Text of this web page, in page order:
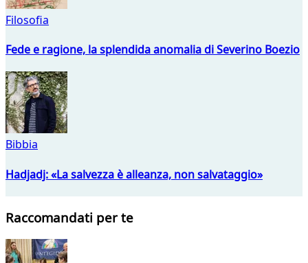
Filosofia
Fede e ragione, la splendida anomalia di Severino Boezio
Bibbia
Hadjadj: «La salvezza è alleanza, non salvataggio»
Raccomandati per te